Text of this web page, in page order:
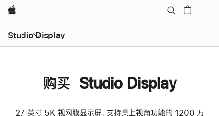
Apple
Studio Display
购买 Studio Display
27 英寸 5K 视网膜显示屏、支持桌上视角功能的 1200 万